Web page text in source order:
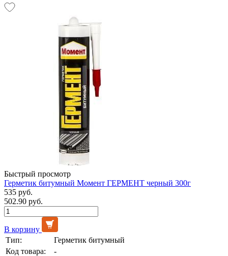
Быстрый просмотр
Герметик битумный Момент ГЕРМЕНТ черный 300г
535 руб.
502.90 руб.
В корзину
Тип:
Герметик битумный
Код товара:
-